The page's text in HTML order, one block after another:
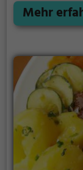
zudem eine
leckeres Eis
und Bar-
vorbeikommt
Frühstück
Genuss und
Mehr